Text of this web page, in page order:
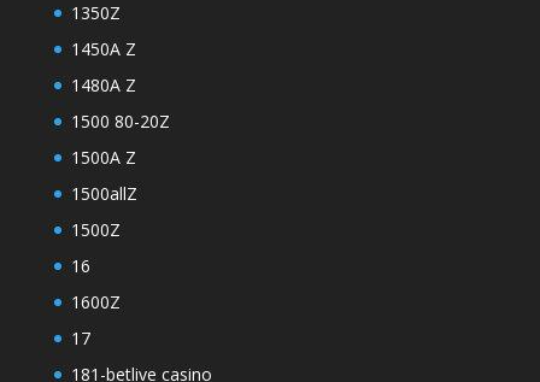
1350Z
1450A Z
1480A Z
1500 80-20Z
1500A Z
1500allZ
1500Z
16
1600Z
17
181-betlive casino